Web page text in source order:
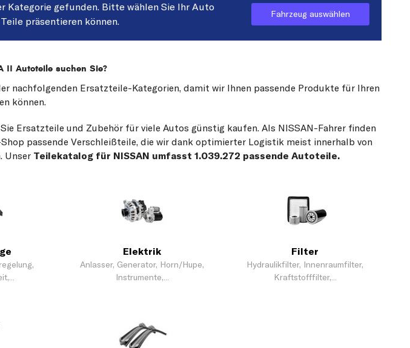
Kategorie gefunden. Bitte wählen Sie Ihr Auto
präsentieren können.
Fahrzeug auswählen
II Autoteile suchen Sie?
nachfolgenden Ersatzteile-Kategorien, damit wir Ihnen passende Produkte für Ihren
können.
Ersatzteile und Zubehör für viele Autos günstig kaufen. Als NISSAN-Fahrer finden
passende Verschleißteile, die wir dank optimierter Logistik meist innerhalb von
Unser Teilekatalog für NISSAN umfasst 1.039.272 passende Autoteile.
Elektrik
Anlasser, Generator, Horn/Hupe,
Instrumente,...
Filter
Hydraulikfilter, Innenraumfilter,
Kraftstofffilter,...